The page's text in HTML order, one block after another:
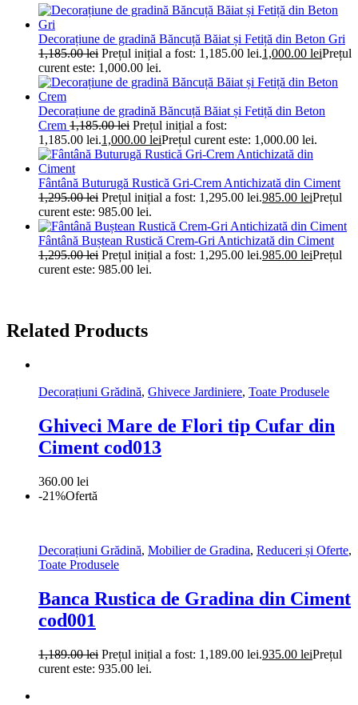
Decorațiune de gradină Băncuță Băiat și Fetiță din Beton Gri
1,185.00lei Prețul inițial a fost: 1,185.00 lei.1,000.00 leiPrețul
curent este: 1,000.00 lei.
Decorațiune de gradină Băncuță Băiat și Fetiță din Beton
Crem 1,185.00lei Prețul inițial a fost:
1,185.00 lei.1,000.00 leiPrețul curent este: 1,000.00 lei.
Fântână Buturugă Rustică Gri-Crem Antichizată din Ciment
1,295.00lei Prețul inițial a fost: 1,295.00 lei.985.00 leiPrețul
curent este: 985.00 lei.
Fântână Buștean Rustică Crem-Gri Antichizată din Ciment
1,295.00lei Prețul inițial a fost: 1,295.00 lei.985.00 leiPrețul
curent este: 985.00 lei.
Related Products
Decorațiuni Grădină, Ghivece Jardiniere, Toate Produsele
Ghiveci Mare de Flori tip Cufar din
Ciment cod013
360.00 lei
-21%Ofertă
Decorațiuni Grădină, Mobilier de Gradina, Reduceri și Oferte,
Toate Produsele
Banca Rustica de Gradina din Ciment
cod001
1,189.00lei Prețul inițial a fost: 1,189.00 lei.935.00 leiPrețul
curent este: 935.00 lei.